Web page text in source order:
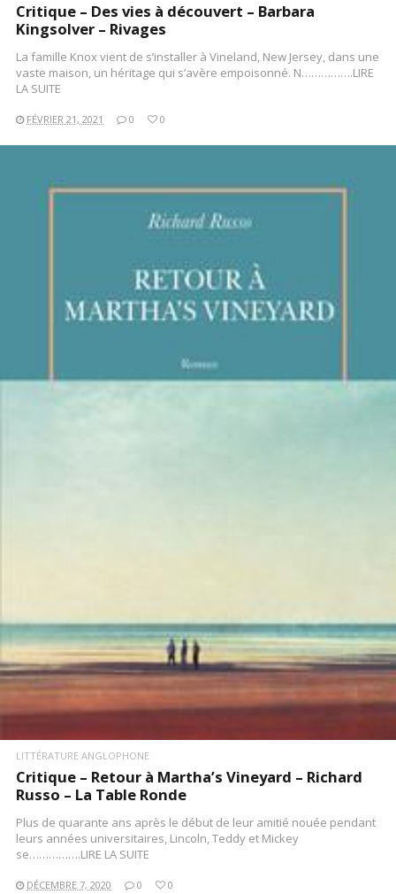
Critique – Des vies à découvert – Barbara
Kingsolver – Rivages
La famille Knox vient de s’installer à Vineland, New Jersey, dans une
vaste maison, un héritage qui s’avère empoisonné. N…………….LIRE
LA SUITE
FÉVRIER 21, 2021 0 0
LITTÉRATURE ANGLOPHONE
Critique – Retour à Martha’s Vineyard – Richard
Russo – La Table Ronde
Plus de quarante ans après le début de leur amitié nouée pendant
leurs années universitaires, Lincoln, Teddy et Mickey
se…………….LIRE LA SUITE
DÉCEMBRE 7, 2020 0 0